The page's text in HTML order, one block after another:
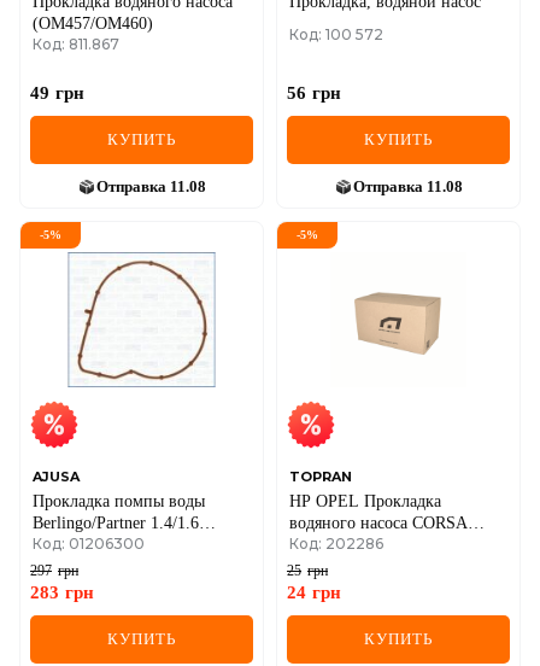
(OM457/OM460)
Код: 811.867
49 грн
КУПИТЬ
Отправка 11.08
Код: 100 572
56 грн
КУПИТЬ
Отправка 11.08
-5%
AJUSA
Прокладка помпы воды
Berlingo/Partner 1.4/1.6
VTi/THP 06-
Код: 01206300
297 грн
283 грн
КУПИТЬ
-5%
TOPRAN
HP OPEL Прокладка
водяного насоса CORSA
A,KADETT D E
Код: 202286
25 грн
24 грн
КУПИТЬ